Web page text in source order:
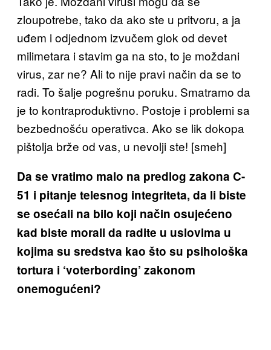
zloupotrebe, tako da ako ste u pritvoru, a ja
uđem i odjednom izvučem glok od devet
milimetara i stavim ga na sto, to je moždani
virus, zar ne? Ali to nije pravi način da se to
radi. To šalje pogrešnu poruku. Smatramo da
je to kontraproduktivno. Postoje i problemi sa
bezbednošću operativca. Ako se lik dokopa
pištolja brže od vas, u nevolji ste! [smeh]
Da se vratimo malo na predlog zakona C-
51 i pitanje telesnog integriteta, da li biste
se osećali na bilo koji način osujećeno
kad biste morali da radite u uslovima u
kojima su sredstva kao što su psihološka
tortura i ‘voterbording’ zakonom
onemogućeni?